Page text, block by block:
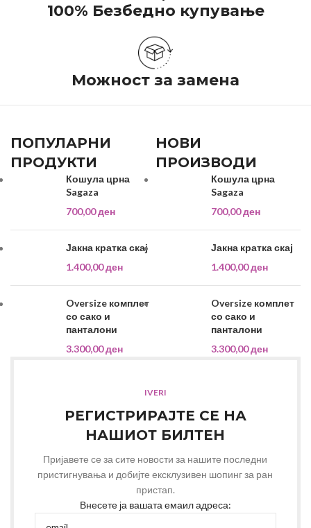
100% Безбедно купување
Можност за замена
ПОПУЛАРНИ
ПРОДУКТИ
Кошула црна
Sagaza
700,00ден
Јакна кратка скај
1.400,00ден
Oversize комплет
со сако и
панталони
3.300,00ден
НОВИ
ПРОИЗВОДИ
Кошула црна
Sagaza
700,00ден
Јакна кратка скај
1.400,00ден
Oversize комплет
со сако и
панталони
3.300,00ден
IVERI
РЕГИСТРИРАЈТЕ СЕ НА
НАШИОТ БИЛТЕН
Пријавете се за сите новости за нашите последни
пристигнувања и добијте ексклузивен шопинг за ран
пристап.
Внесете ја вашата емаил адреса: